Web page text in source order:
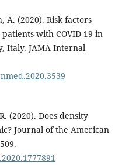
A. (2020). Risk factors
with COVID-19 in
Italy. JAMA Internal
(2020). Does density
Journal of the American